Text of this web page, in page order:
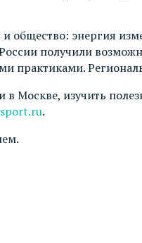
энергия
получили
практиками.
изучить
.